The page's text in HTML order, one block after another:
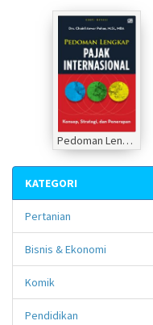
Pedoman Lengkap Pajak Internasional Ed. Revisi
KATEGORI
Pertanian
Bisnis & Ekonomi
Komik
Pendidikan